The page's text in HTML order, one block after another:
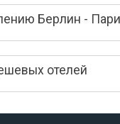
Берлин -
отелей